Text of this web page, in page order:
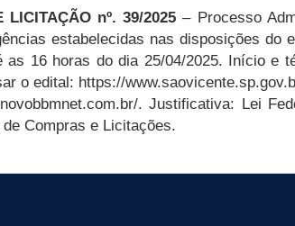
LICITAÇÃO nº. 39/2025 – Processo
estabelecidas nas disposições
as 16 horas do dia 25/04/2025. Início
o edital: https://
. Justificativa: Lei
Compras e Licitações.